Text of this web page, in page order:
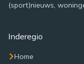
(sport)nieuws,
Inderegio
Home